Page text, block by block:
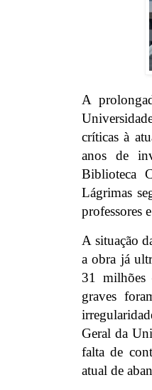
A
críticas à
anos de
Biblioteca
Lágrimas
professores
A situação
a obra já
31
graves
Geral da
falta de
atual de